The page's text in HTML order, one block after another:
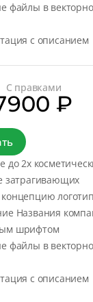
файлы в
с описанием
С правками
₽
до 2х
затрагивающих
Названия
шрифтом
файлы в
с описанием